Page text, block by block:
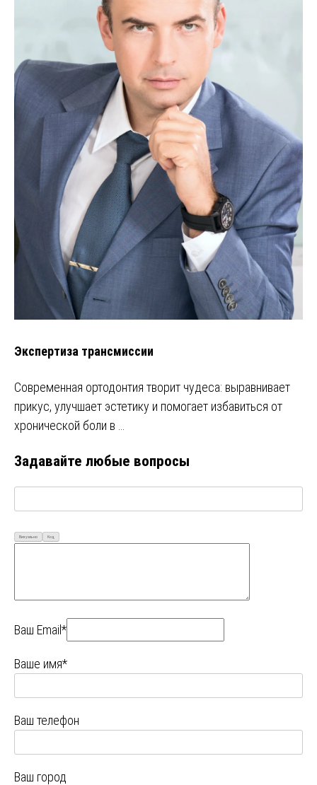
Экспертиза трансмиссии
Современная ортодонтия творит чудеса: выравнивает
прикус, улучшает эстетику и помогает избавиться от
хронической боли в …
Задавайте любые вопросы
Визуально Код
Ваш Email*
Ваше имя*
Ваш телефон
Ваш город